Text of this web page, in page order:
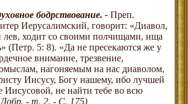
бодрствование.- Преп.
Иерусалимский, говорит: «Диавол,
ходит со своими полчищами, ища
(Петр. 5: 8). «Да не пресекаются же у
внимание, трезвение,
нагоняемым на нас диаволом,
Иисусу, Богу нашему, ибо лучшей
не найти тебе во всю
Добр. - т. 2. - С. 175)